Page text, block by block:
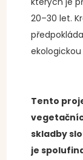
20–30 let.
Tento
skladby
je